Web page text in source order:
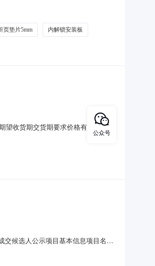
页垫片5mm 内解锁安装板
收货期交货期要求价格有效期不限
物料编码物料名称品牌型号采购量
价需
交候选人公示项目基本信息项目名
司374945.5符合满足采购文
公众号